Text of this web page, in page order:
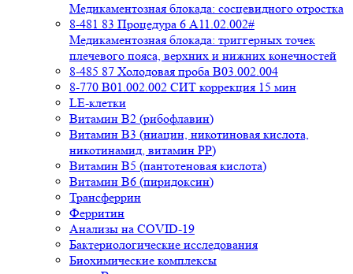
Медикаментозная блокада: сосцевидного отростка
8-481 83 Процедура 6 A11.02.002#
Медикаментозная блокада: триггерных точек
плечевого пояса, верхних и нижних конечностей
8-485 87 Холодовая проба В03.002.004
8-770 B01.002.002 СИТ коррекция 15 мин
LE-клетки
Витамин В2 (рибофлавин)
Витамин В3 (ниацин, никотиновая кислота,
никотинамид, витамин PP)
Витамин В5 (пантотеновая кислота)
Витамин В6 (пиридоксин)
Трансферрин
Ферритин
Анализы на COVID-19
Бактериологические исследования
Биохимические комплексы